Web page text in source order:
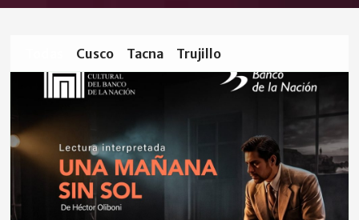
Cusco Tacna Trujillo